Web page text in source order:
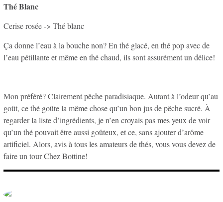
Thé Blanc
Cerise rosée -> Thé blanc
Ça donne l’eau à la bouche non? En thé glacé, en thé pop avec de
l’eau pétillante et même en thé chaud, ils sont assurément un délice!
Mon préféré? Clairement pêche paradisiaque. Autant à l’odeur qu’au
goût, ce thé goûte la même chose qu’un bon jus de pêche sucré. À
regarder la liste d’ingrédients, je n’en croyais pas mes yeux de voir
qu’un thé pouvait être aussi goûteux, et ce, sans ajouter d’arôme
artificiel. Alors, avis à tous les amateurs de thés, vous vous devez de
faire un tour Chez Bottine!